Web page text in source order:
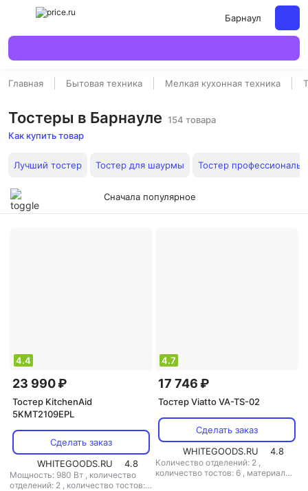
Барнаул
Главная Бытовая техника Мелкая кухонная техника
Тостеры в Барнауле 154 товара
Как купить товар
Лучший тостер Тостер для шаурмы Тостер
Сначала популярное
4.4
23 990 ₽
Тостер KitchenAid
5KMT2109EPL
Сделать заказ
WHITEGOODS.RU
4.8
Мощность: 980 Вт , количество
отделений: 2 , количество тостов: 2
4.7
17 746 ₽
Тостер Viatto VA-TS-02
Сделать заказ
WHITEGOODS.RU
4.8
Количество отделений: 2 ,
количество тостов: 6 , материал